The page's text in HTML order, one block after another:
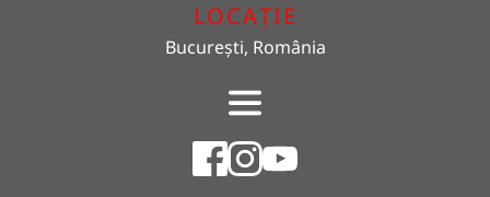
LOCAȚIE
București, România